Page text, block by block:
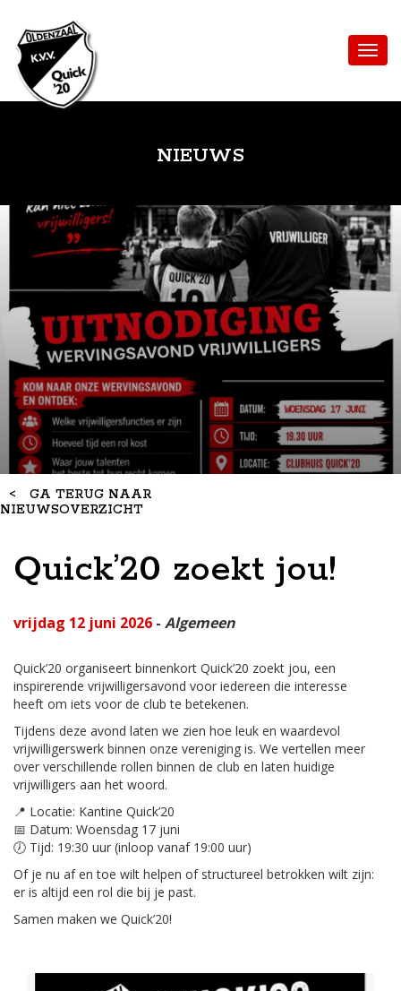
NIEUWS
< GA TERUG NAAR
NIEUWSOVERZICHT
Quick’20 zoekt jou!
vrijdag 12 juni 2026 - Algemeen
Quick’20 organiseert binnenkort Quick’20 zoekt jou, een
inspirerende vrijwilligersavond voor iedereen die interesse
heeft om iets voor de club te betekenen.
Tijdens deze avond laten we zien hoe leuk en waardevol
vrijwilligerswerk binnen onze vereniging is. We vertellen meer
over verschillende rollen binnen de club en laten huidige
vrijwilligers aan het woord.
📍 Locatie: Kantine Quick’20
📅 Datum: Woensdag 17 juni
🕖 Tijd: 19:30 uur (inloop vanaf 19:00 uur)
Of je nu af en toe wilt helpen of structureel betrokken wilt zijn:
er is altijd een rol die bij je past.
Samen maken we Quick’20!